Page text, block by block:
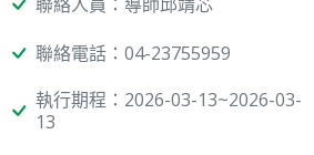
聯絡電話：04-23755959
執行期程：2026-03-13~2026-03-
13